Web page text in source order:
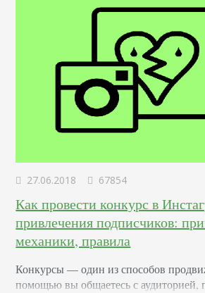
27.06.2018 67854
Как провести конкурс в
привлечения подписчиков:
механики, правила
Конкурсы –– один из способов
помощью вы общаетесь с аудиторией,